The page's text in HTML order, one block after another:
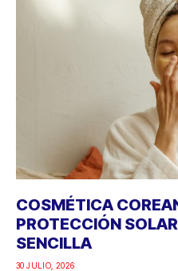
COSMÉTICA
PROTECCIÓN
SENCILLA
30 JULIO, 2026